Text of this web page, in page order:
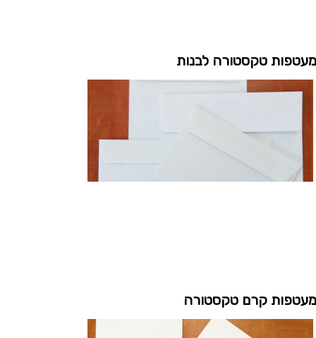
מעטפות טקסטורה לבנות
מעטפות קרם טקסטורה